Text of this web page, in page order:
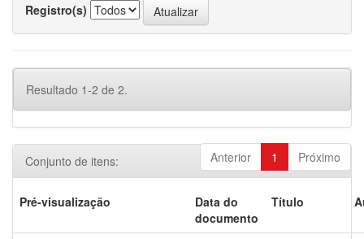
Registro(s)
Resultado 1-2 de 2.
Anterior 1 Próximo
Conjunto de itens:
Pré-visualização
Data do
documento
Título